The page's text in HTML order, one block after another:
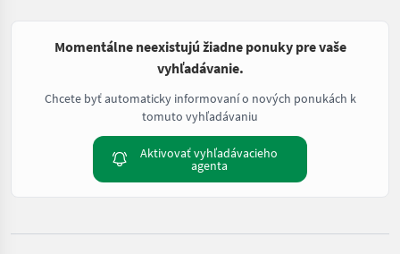
Momentálne neexistujú žiadne ponuky pre vaše
vyhľadávanie.
Chcete byť automaticky informovaní o nových ponukách k
tomuto vyhľadávaniu
Aktivovať vyhľadávacieho
agenta